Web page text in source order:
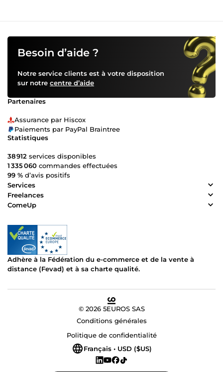
Besoin d’aide ?
Notre service clients est à votre disposition
sur notre centre d’aide
Partenaires
Assurance par Hiscox
Paiements par PayPal Braintree
Statistiques
38 912 services disponibles
1 335 060 commandes effectuées
99 % d’avis positifs
Services
Freelances
ComeUp
Adhère à la Fédération du e-commerce et de la vente à
distance (Fevad) et à sa charte qualité.
© 2026 5EUROS SAS
Conditions générales
Politique de confidentialité
Français • USD ($US)